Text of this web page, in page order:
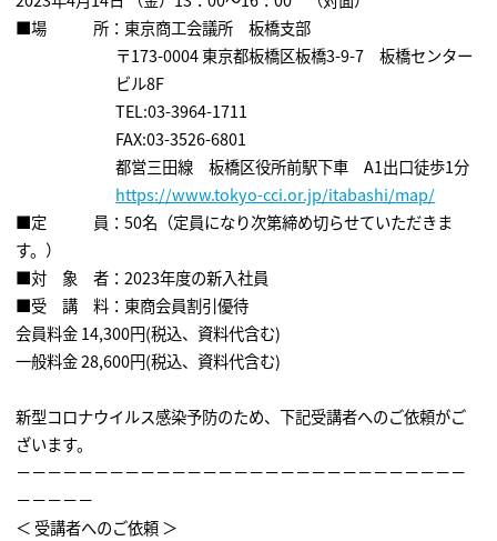
■場 所：東京商工会議所 板橋支部
〒173-0004 東京都板橋区板橋3-9-7 板橋センター
ビル8F
TEL:03-3964-1711
FAX:03-3526-6801
都営三田線 板橋区役所前駅下車 A1出口徒歩1分
https://www.tokyo-cci.or.jp/itabashi/map/
■定 員：50名（定員になり次第締め切らせていただきま
す。）
■対 象 者：2023年度の新入社員
■受 講 料：東商会員割引優待
会員料金 14,300円(税込、資料代含む)
一般料金 28,600円(税込、資料代含む)
新型コロナウイルス感染予防のため、下記受講者へのご依頼がご
ざいます。
－－－－－－－－－－－－－－－－－－－－－－－－－－－－－
－－－－－
＜ 受講者へのご依頼 ＞